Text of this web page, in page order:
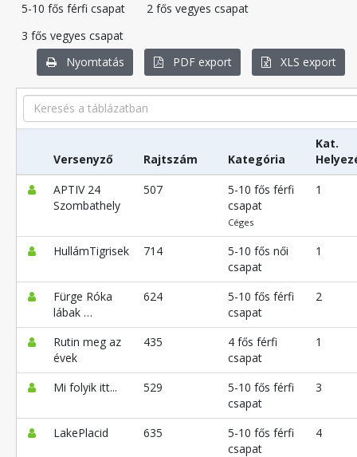
5-10 fős férfi csapat
2 fős vegyes csapat
3 fős vegyes csapat
Nyomtatás
PDF export XLS export
Search
Versenyző Rajtszám Kategória
Kat.
APTIV 24
Szombathely
507
5-10 fős férfi
csapat
Céges
1
HullámTigrisek 714
5-10 fős női
csapat
1
Fürge Róka
lábak …
624
5-10 fős férfi
csapat
2
Rutin meg az
évek
435
4 fős férfi
csapat
1
Mi folyik itt... 529
5-10 fős férfi
csapat
3
LakePlacid 635
5-10 fős férfi
csapat
4